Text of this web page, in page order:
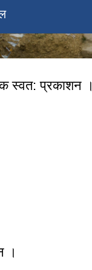
स्वत: प्रकाशन ।
।